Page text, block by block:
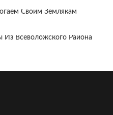
Своим Землякам
Всеволожского Района